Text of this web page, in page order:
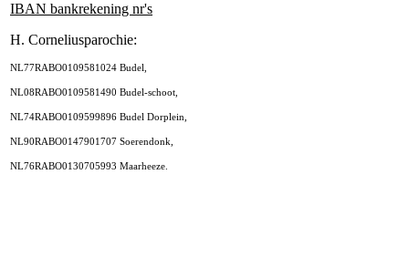
IBAN bankrekening nr's
H. Corneliusparochie:
NL77RABO0109581024 Budel,
NL08RABO0109581490 Budel-schoot,
NL74RABO0109599896 Budel Dorplein,
NL90RABO0147901707 Soerendonk,
NL76RABO0130705993 Maarheeze.